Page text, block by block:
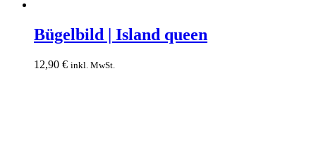
|
Island
Bügelbild | Island queen
12,90 € inkl. MwSt.